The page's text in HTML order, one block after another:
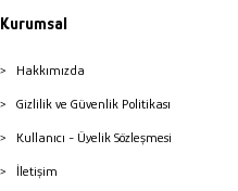
Kurumsal
Hakkımızda
Gizlilik ve Güvenlik Politikası
Kullanıcı - Üyelik Sözleşmesi
İletişim